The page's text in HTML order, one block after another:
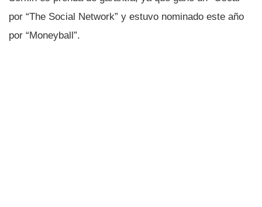
por “The Social Network” y estuvo nominado este año
por “Moneyball”.